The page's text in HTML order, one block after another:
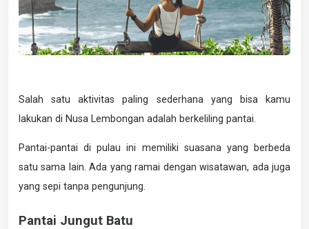
Salah satu aktivitas paling sederhana yang bisa kamu
lakukan di Nusa Lembongan adalah berkeliling pantai.
Pantai-pantai di pulau ini memiliki suasana yang berbeda
satu sama lain. Ada yang ramai dengan wisatawan, ada juga
yang sepi tanpa pengunjung.
Pantai Jungut Batu